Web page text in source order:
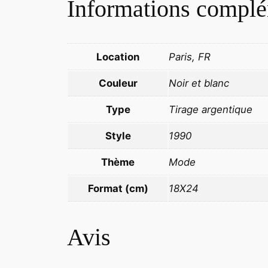
Informations
Location Paris, FR
Couleur Noir et blanc
Type Tirage argentique
Style 1990
Thème Mode
Format (cm) 18X24
Avis